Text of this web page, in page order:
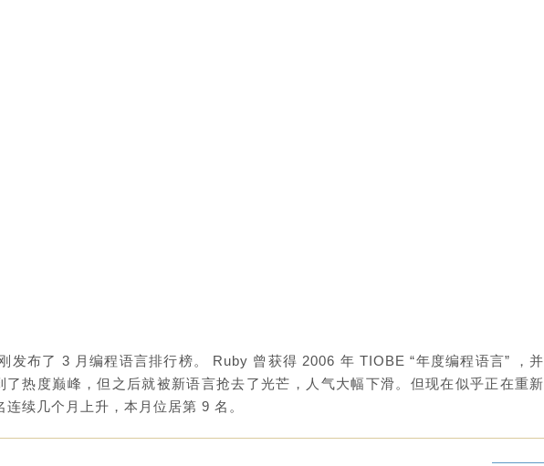
发布了 3 月编程语言排行榜。 Ruby 曾获得 2006 年 TIOBE “年度编程语言” ，并
了热度巅峰，但之后就被新语言抢去了光芒，人气大幅下滑。但现在似乎正在重新
连续几个月上升，本月位居第 9 名。